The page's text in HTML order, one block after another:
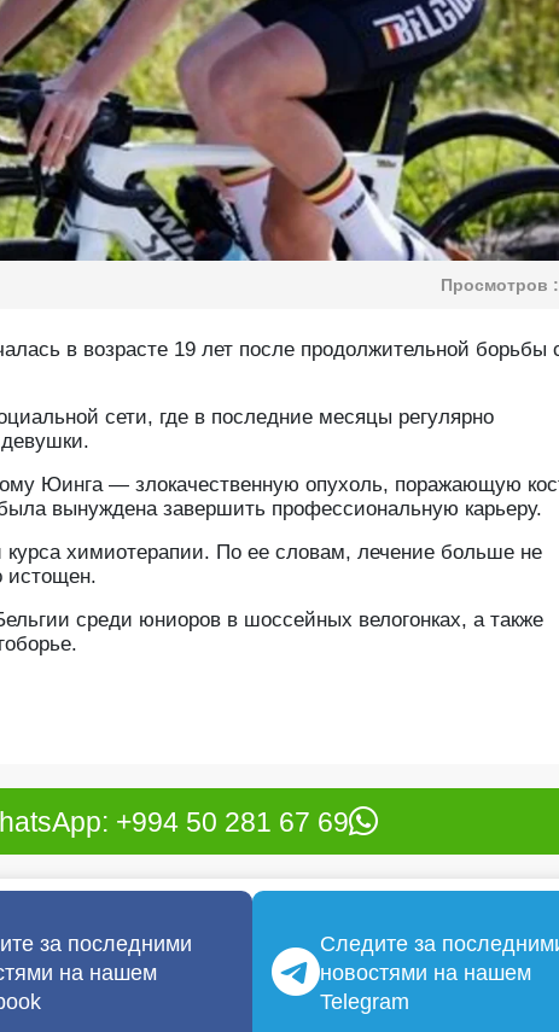
Просмотров :
в возрасте 19 лет после продолжительной борьбы
сети, где в последние месяцы регулярно
Юинга — злокачественную опухоль, поражающую
вынуждена завершить профессиональную карьеру.
химиотерапии. По ее словам, лечение больше не
истощен.
среди юниоров в шоссейных велогонках, а также
+994 50 281 67 69
за последними
на нашем
Следите за
новостями на нашем
Telegram